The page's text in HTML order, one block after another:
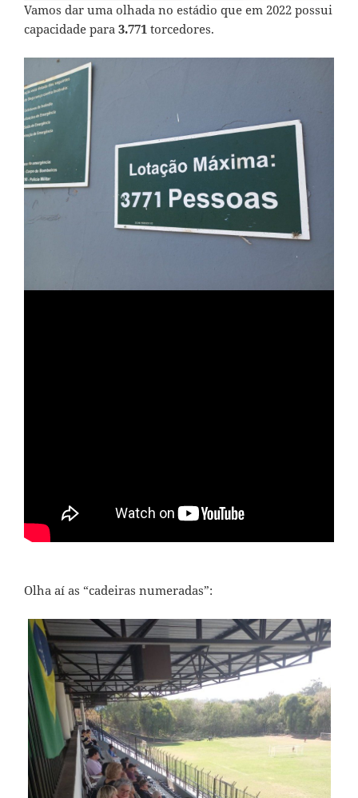
Vamos dar uma olhada no estádio que em 2022 possui
capacidade para 3.771 torcedores.
Olha aí as “cadeiras numeradas”: